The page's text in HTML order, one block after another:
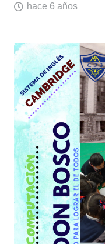
hace 6 años